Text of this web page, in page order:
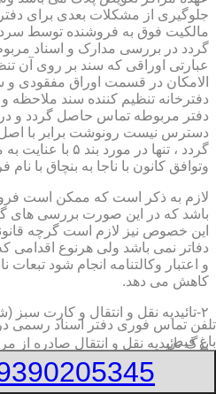
جلوگیری از مشکلات بعدی برای
مالکیت فوق به فروشنده توسط
گردد در بررسی مدارک و اسناد
عبارتی اوراقی که سند بر روی آن
الامکان در قسمت اوراق مفقودی
دفترخانه تنظیم کننده سند
دفتر مربوطه تماس حاصل گردد و
دسترس نیست رونوشت برابر با
گردد ، تنها در
وتوافق کانون با ناجا به بنچاق با
لازم به ذکر است که ممکن است
باشد که در این صورت بررسی های
این خصوص نیز لازم است گرچه قانونا
دفاتر نمی باشد ولی هرنوع
و اعتبار وکالتنامه انجام شود تبعات
کاهش می دهد.
۲-تائیدیه نقل و انتقال و کارت سبز (شناسنامه مالکیت)
برگ تائیدیه نقل و انتقال صادره از
مشخصات کامل خودرو اعم از نوع ،
تلفن تماس فوری دفتر اسناد رسمی
باغ فیض